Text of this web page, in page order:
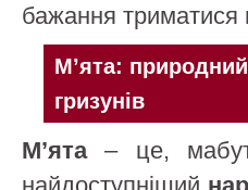
бажання триматися
М’ята:
гризунів
М’ята– це,
найдоступніший